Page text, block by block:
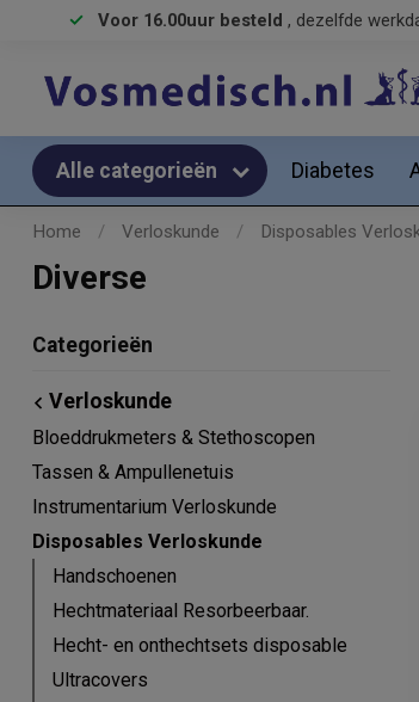
Voor 16.00uur besteld , dezelfde
Alle categorieën Diabetes
Home / Verloskunde / Disposables
Diverse
Categorieën
Verloskunde
Bloeddrukmeters & Stethoscopen
Tassen & Ampullenetuis
Instrumentarium Verloskunde
Disposables Verloskunde
Handschoenen
Hechtmateriaal Resorbeerbaar.
Hecht- en onthechtsets disposable
Ultracovers